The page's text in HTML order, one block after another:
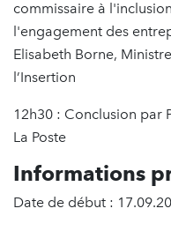
commissaire à
l'engagement des
Elisabeth Borne,
l’Insertion
12h30 : Conclusion par
La Poste
Informations
Date de début :